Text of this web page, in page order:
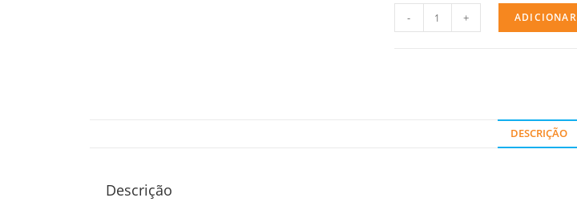
- + ADICIONAR
DESCRIÇÃO
Descrição